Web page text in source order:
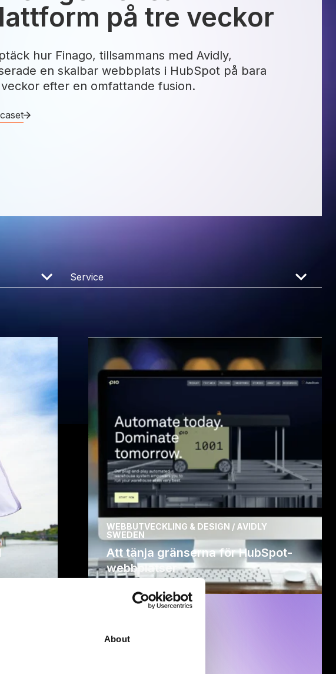
About
på tre veckor
hur Finago, tillsammans med Avidly,
en skalbar webbplats i HubSpot på bara
efter en omfattande fusion.
WEBBUTVECKLING & DESIGN / AVIDLY
SWEDEN
Att tänja gränserna för HubSpot-
webbplatser
HubSpot?